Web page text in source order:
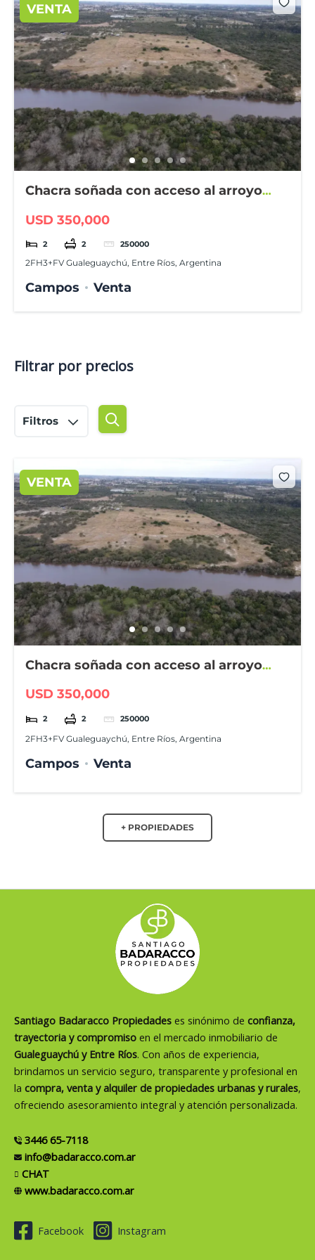
VENTA
Chacra soñada con acceso al arroyo
USD 350,000
2 2 250000
2FH3+FV Gualeguaychú, Entre Ríos, Argentina
Campos Venta
Filtrar por precios
Filtros
VENTA
Chacra soñada con acceso al arroyo
USD 350,000
2 2 250000
2FH3+FV Gualeguaychú, Entre Ríos, Argentina
Campos Venta
+ PROPIEDADES
Santiago Badaracco Propiedades es sinónimo de confianza,
trayectoria y compromiso en el mercado inmobiliario de
Gualeguaychú y Entre Ríos. Con años de experiencia,
brindamos un servicio seguro, transparente y profesional en
la compra, venta y alquiler de propiedades urbanas y rurales,
ofreciendo asesoramiento integral y atención personalizada.
3446 65-7118
info@badaracco.com.ar
CHAT
www.badaracco.com.ar
Facebook Instagram